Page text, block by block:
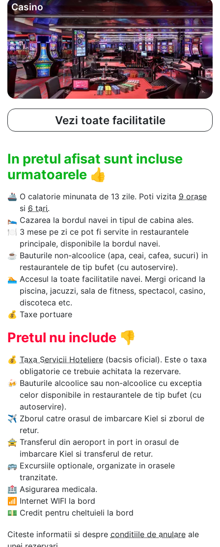
Casino
Vezi toate facilitatile
In pretul afisat sunt incluse
urmatoarele 👍
🚢 O calatorie minunata de 13 zile. Poti vizita 9 orase
si 6 tari.
🛌 Cazarea la bordul navei in tipul de cabina ales.
🍽 3 mese pe zi ce pot fi servite in restaurantele
principale, disponibile la bordul navei.
☕ Bauturile non-alcoolice (apa, ceai, cafea, sucuri) in
restaurantele de tip bufet (cu autoservire).
🏊‍ Accesul la toate facilitatile navei. Mergi oricand la
piscina, jacuzzi, sala de fitness, spectacol, casino,
discoteca etc.
💰 Taxe portuare
Pretul nu include 👎
💰 Taxa Servicii Hoteliere (bacsis oficial). Este o taxa
obligatorie ce trebuie achitata la rezervare.
🍻 Bauturile alcoolice sau non-alcoolice cu exceptia
celor disponibile in restaurantele de tip bufet (cu
autoservire).
✈ Zborul catre orasul de imbarcare Kiel si zborul de
retur.
🚖 Transferul din aeroport in port in orasul de
imbarcare Kiel si transferul de retur.
🚌 Excursiile optionale, organizate in orasele
tranzitate.
🏥 Asigurarea medicala.
📶 Internet WIFI la bord
💵 Credit pentru cheltuieli la bord
Citeste informatii si despre conditiile de anulare ale